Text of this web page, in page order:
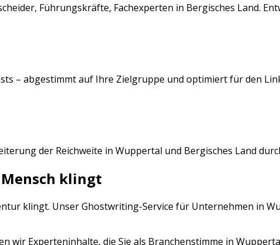
Führungskräfte, Fachexperten in Bergisches Land.
– abgestimmt auf Ihre Zielgruppe und optimiert für den
der Reichweite in Wuppertal und Bergisches Land
klingt
klingt. Unser Ghostwriting-Service für Unternehmen in
wir Experteninhalte, die Sie als Branchenstimme in